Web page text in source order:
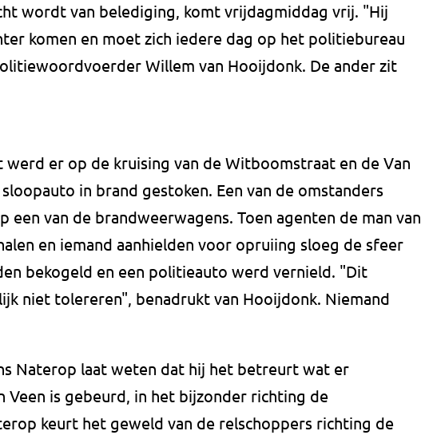
wordt van belediging, komt vrijdagmiddag vrij. "Hij
komen en moet zich iedere dag op het politiebureau
Willem van Hooijdonk. De ander zit
werd er op de kruising van de Witboomstraat en de Van
in brand gestoken. Een van de omstanders
een van de brandweerwagens. Toen agenten de man van
en iemand aanhielden voor opruiing sloeg de sfeer
bekogeld en een politieauto werd vernield. "Dit
niet tolereren", benadrukt van Hooijdonk. Niemand
Naterop laat weten dat hij het betreurt wat er
Veen is gebeurd, in het bijzonder richting de
keurt het geweld van de relschoppers richting de